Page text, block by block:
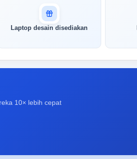
Laptop desain disediakan
10× lebih cepat